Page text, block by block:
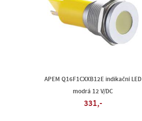
APEM Q16F1CXXB12E indikační LED
modrá 12 V/DC
331,-